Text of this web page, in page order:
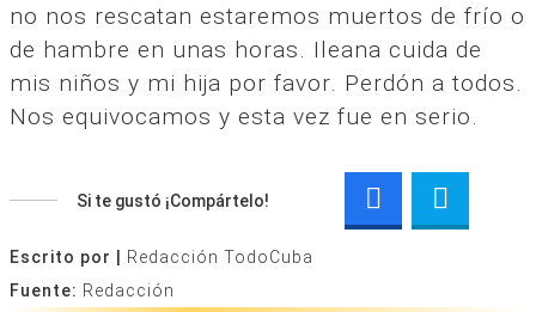
no nos rescatan estaremos muertos de frío o
de hambre en unas horas. Ileana cuida de
mis niños y mi hija por favor. Perdón a todos.
Nos equivocamos y esta vez fue en serio.
Si te gustó ¡Compártelo!
Escrito por |
Redacción TodoCuba
Fuente: Redacción